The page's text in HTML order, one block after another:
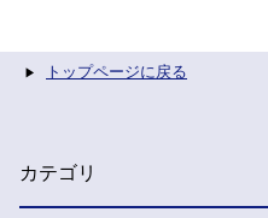
トップページに戻る
カテゴリ